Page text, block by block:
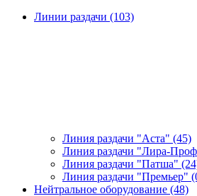
Линии раздачи (103)
Линия раздачи "Аста" (45)
Линия раздачи "Лира-
Линия раздачи "Патша"
Линия раздачи "Премьер"
Нейтральное оборудование (48)